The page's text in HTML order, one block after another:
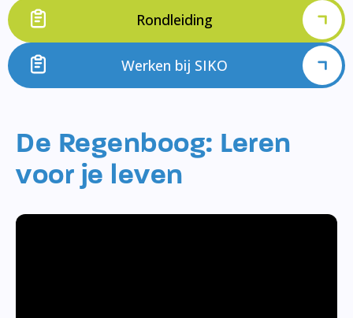
Rondleiding
Werken bij SIKO
De Regenboog: Leren
voor je leven